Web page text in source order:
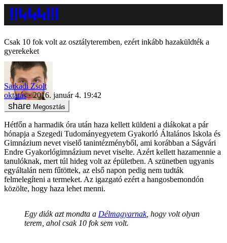
Csak 10 fok volt az osztályteremben, ezért inkább hazaküldték a
gyerekeket
Sarkadi Zsolt
oktatás
2016. január 4. 19:42
Megosztás
Hétfőn a harmadik óra után haza kellett küldeni a diákokat a pár
hónapja a Szegedi Tudományegyetem Gyakorló Általános Iskola és
Gimnázium nevet viselő tanintézményből, ami korábban a Ságvári
Endre Gyakorlógimnázium nevet viselte. Azért kellett hazamennie a
tanulóknak, mert túl hideg volt az épületben. A szünetben ugyanis
egyáltalán nem fűtöttek, az első napon pedig nem tudták
felmelegíteni a termeket. Az igazgató ezért a hangosbemondón
közölte, hogy haza lehet menni.
Egy diák azt mondta a Délmagyarnak, hogy volt olyan
terem, ahol csak 10 fok sem volt.